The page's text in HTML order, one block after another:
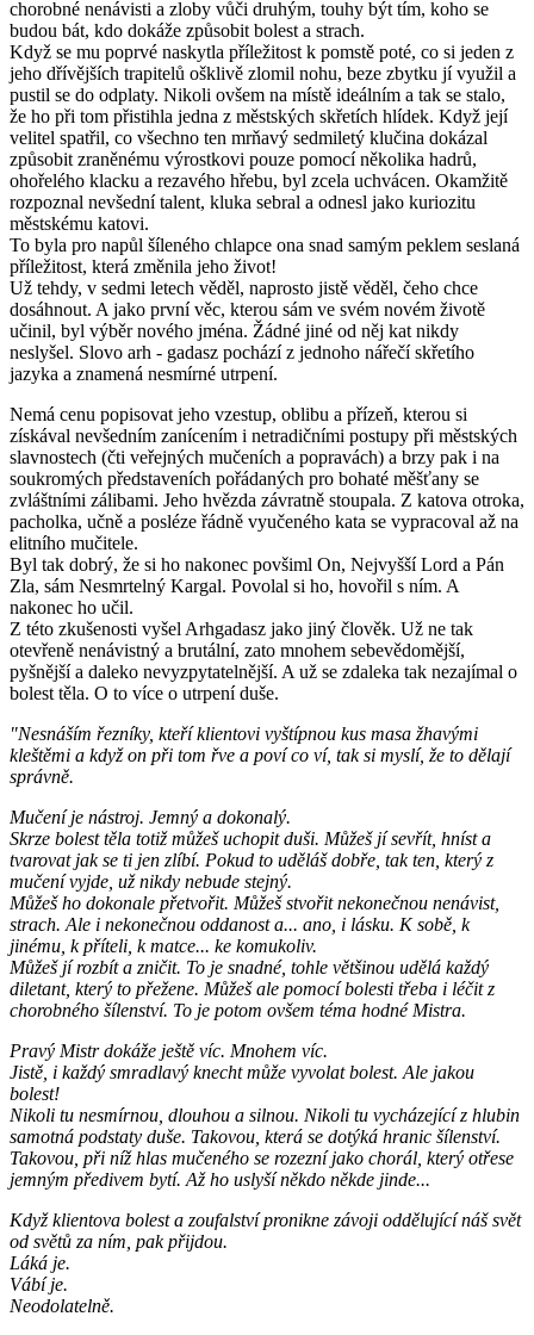
chorobné nenávisti a zloby vůči druhým, touhy být tím, koho se
budou bát, kdo dokáže způsobit bolest a strach.
Když se mu poprvé naskytla příležitost k pomstě poté, co si jeden z
jeho dřívějších trapitelů ošklivě zlomil nohu, beze zbytku jí využil a
pustil se do odplaty. Nikoli ovšem na místě ideálním a tak se stalo,
že ho při tom přistihla jedna z městských skřetích hlídek. Když její
velitel spatřil, co všechno ten mrňavý sedmiletý klučina dokázal
způsobit zraněnému výrostkovi pouze pomocí několika hadrů,
ohořelého klacku a rezavého hřebu, byl zcela uchvácen. Okamžitě
rozpoznal nevšední talent, kluka sebral a odnesl jako kuriozitu
městskému katovi.
To byla pro napůl šíleného chlapce ona snad samým peklem seslaná
příležitost, která změnila jeho život!
Už tehdy, v sedmi letech věděl, naprosto jistě věděl, čeho chce
dosáhnout. A jako první věc, kterou sám ve svém novém životě
učinil, byl výběr nového jména. Žádné jiné od něj kat nikdy
neslyšel. Slovo arh - gadasz pochází z jednoho nářečí skřetího
jazyka a znamená nesmírné utrpení.
Nemá cenu popisovat jeho vzestup, oblibu a přízeň, kterou si
získával nevšedním zanícením i netradičními postupy při městských
slavnostech (čti veřejných mučeních a popravách) a brzy pak i na
soukromých představeních pořádaných pro bohaté měšťany se
zvláštními zálibami. Jeho hvězda závratně stoupala. Z katova otroka,
pacholka, učně a posléze řádně vyučeného kata se vypracoval až na
elitního mučitele.
Byl tak dobrý, že si ho nakonec povšiml On, Nejvyšší Lord a Pán
Zla, sám Nesmrtelný Kargal. Povolal si ho, hovořil s ním. A
nakonec ho učil.
Z této zkušenosti vyšel Arhgadasz jako jiný člověk. Už ne tak
otevřeně nenávistný a brutální, zato mnohem sebevědomější,
pyšnější a daleko nevyzpytatelnější. A už se zdaleka tak nezajímal o
bolest těla. O to více o utrpení duše.
"Nesnáším řezníky, kteří klientovi vyštípnou kus masa žhavými
kleštěmi a když on při tom řve a poví co ví, tak si myslí, že to dělají
správně.
Mučení je nástroj. Jemný a dokonalý.
Skrze bolest těla totiž můžeš uchopit duši. Můžeš jí sevřít, hníst a
tvarovat jak se ti jen zlíbí. Pokud to uděláš dobře, tak ten, který z
mučení vyjde, už nikdy nebude stejný.
Můžeš ho dokonale přetvořit. Můžeš stvořit nekonečnou nenávist,
strach. Ale i nekonečnou oddanost a... ano, i lásku. K sobě, k
jinému, k příteli, k matce... ke komukoliv.
Můžeš jí rozbít a zničit. To je snadné, tohle většinou udělá každý
diletant, který to přežene. Můžeš ale pomocí bolesti třeba i léčit z
chorobného šílenství. To je potom ovšem téma hodné Mistra.
Pravý Mistr dokáže ještě víc. Mnohem víc.
Jistě, i každý smradlavý knecht může vyvolat bolest. Ale jakou
bolest!
Nikoli tu nesmírnou, dlouhou a silnou. Nikoli tu vycházející z hlubin
samotná podstaty duše. Takovou, která se dotýká hranic šílenství.
Takovou, při níž hlas mučeného se rozezní jako chorál, který otřese
jemným předivem bytí. Až ho uslyší někdo někde jinde...
Když klientova bolest a zoufalství pronikne závoji oddělující náš svět
od světů za ním, pak přijdou.
Láká je.
Vábí je.
Neodolatelně.